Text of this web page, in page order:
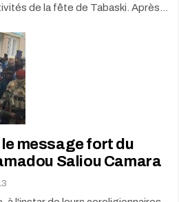
de la fête de Tabaski. Après…
le message fort du
Saliou Camara